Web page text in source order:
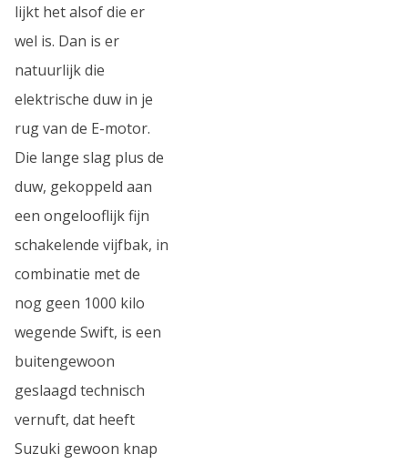
lijkt het alsof die er
wel is. Dan is er
natuurlijk die
elektrische duw in je
rug van de E-motor.
Die lange slag plus de
duw, gekoppeld aan
een ongelooflijk fijn
schakelende vijfbak, in
combinatie met de
nog geen 1000 kilo
wegende Swift, is een
buitengewoon
geslaagd technisch
vernuft, dat heeft
Suzuki gewoon knap